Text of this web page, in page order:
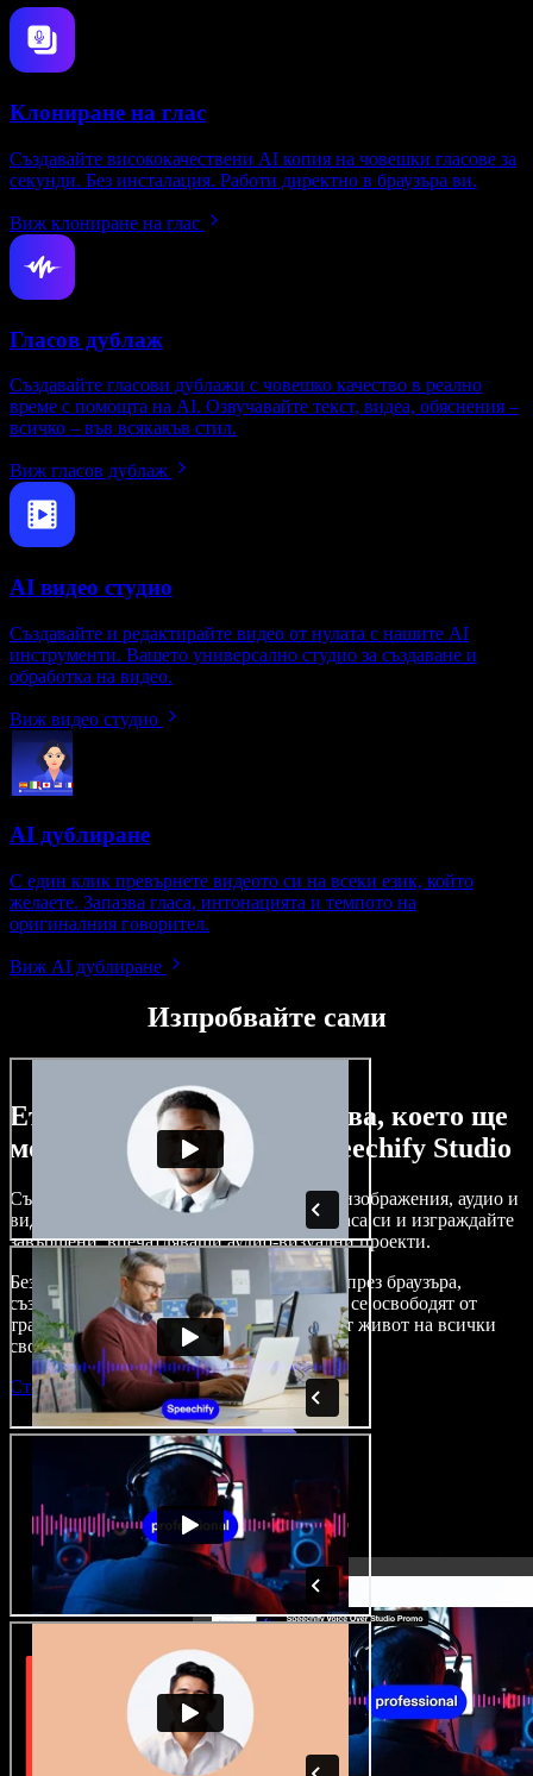
Клониране на глас
Създавайте висококачествени AI копия на човешки гласове за
секунди. Без инсталация. Работи директно в браузъра ви.
Виж клониране на глас
Гласов дублаж
Създавайте гласови дублажи с човешко качество в реално
време с помощта на AI. Озвучавайте текст, видеа, обяснения –
всичко – във всякакъв стил.
Виж гласов дублаж
AI видео студио
Създавайте и редактирайте видео от нулата с нашите AI
инструменти. Вашето универсално студио за създаване и
обработка на видео.
Виж видео студио
AI дублиране
С един клик превърнете видеото си на всеки език, който
желаете. Запазва гласа, интонацията и темпото на
оригиналния говорител.
Виж AI дублиране
Изпробвайте сами
Ето само малка част от това, което ще
можете да правите със Speechify Studio
Създавайте дублажи, добавяйте стокови изображения, аудио и
видео без авторски права, клонирайте гласа си и изграждайте
завършени, впечатляващи аудио-визуални проекти.
Без крива на обучение и с достъп изцяло през браузъра,
създателите на съдържание вече могат да се освободят от
традиционните ограничения и да вдъхнат живот на всички
свои креативни идеи.
Стартирай Studio